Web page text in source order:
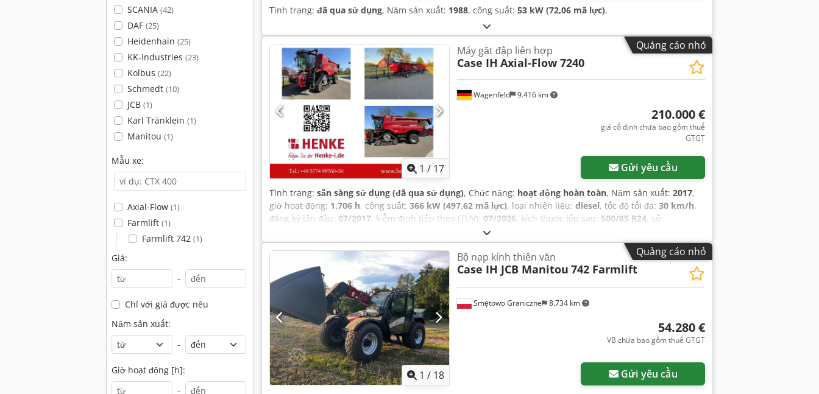
SCANIA (42)
DAF (25)
Heidenhain (25)
KK-Industries (23)
Kolbus (22)
Schmedt (10)
JCB (1)
Karl Tränklein (1)
Manitou (1)
Mẫu xe:
Axial-Flow (1)
Farmlift (1)
Farmlift 742 (1)
Giá:
-
Chỉ với giá được nêu
Năm sản xuất:
-
Giờ hoạt động [h]:
-
Tình trạng: đã qua sử dụng, Năm sản xuất: 1988, công suất: 53 kW (72,06 mã lực),
Quảng cáo nhỏ
1 / 17
Wagenfeld 9.416 km
Máy gặt đập liên hợp
Case IH Axial-Flow 7240
210.000 €
giá cố định chưa bao gồm thuế
GTGT
Gửi yêu cầu
Tình trạng: sẵn sàng sử dụng (đã qua sử dụng), Chức năng: hoạt động hoàn toàn, Năm sản xuất: 2017,
giờ hoạt động: 1.706 h, công suất: 366 kW (497,62 mã lực), loại nhiên liệu: diesel, tốc độ tối đa: 30 km/h,
đăng ký lần đầu: 07/2017, kiểm định tiếp theo (TÜV): 07/2026, kích thước lốp sau: 500/85 R24, số
cabin, chiếu sáng, khớp nối rơ-moóc, rape cutter, điều hòa
không khí,
Quảng cáo nhỏ
1 / 18
Smętowo Graniczne 8.734 km
Bộ nạp kính thiên văn
Case IH JCB Manitou 742 Farmlift
54.280 €
VB chưa bao gồm thuế GTGT
Gửi yêu cầu